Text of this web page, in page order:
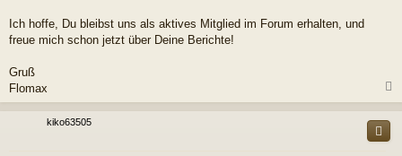
Ich hoffe, Du bleibst uns als aktives Mitglied im Forum erhalten, und
freue mich schon jetzt über Deine Berichte!
Gruß
Flomax
a
kiko63505